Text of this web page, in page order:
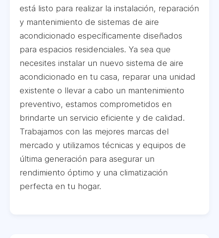
está listo para realizar la instalación, reparación
y mantenimiento de sistemas de aire
acondicionado específicamente diseñados
para espacios residenciales. Ya sea que
necesites instalar un nuevo sistema de aire
acondicionado en tu casa, reparar una unidad
existente o llevar a cabo un mantenimiento
preventivo, estamos comprometidos en
brindarte un servicio eficiente y de calidad.
Trabajamos con las mejores marcas del
mercado y utilizamos técnicas y equipos de
última generación para asegurar un
rendimiento óptimo y una climatización
perfecta en tu hogar.